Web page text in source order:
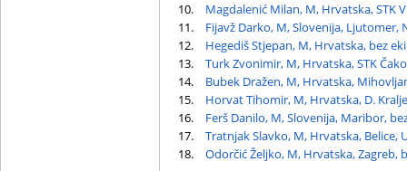
10.
Magdalenić Milan, M, Hrvatska, STK
11.
Fijavž Darko, M, Slovenija, Ljutomer,
12.
Hegediš Stjepan, M, Hrvatska, bez
13.
Turk Zvonimir, M, Hrvatska, STK
14.
Bubek Dražen, M, Hrvatska,
15.
Horvat Tihomir, M, Hrvatska, D.
16.
Ferš Danilo, M, Slovenija, Maribor,
17.
Tratnjak Slavko, M, Hrvatska, Belice,
18.
Odorčić Željko, M, Hrvatska, Zagreb,